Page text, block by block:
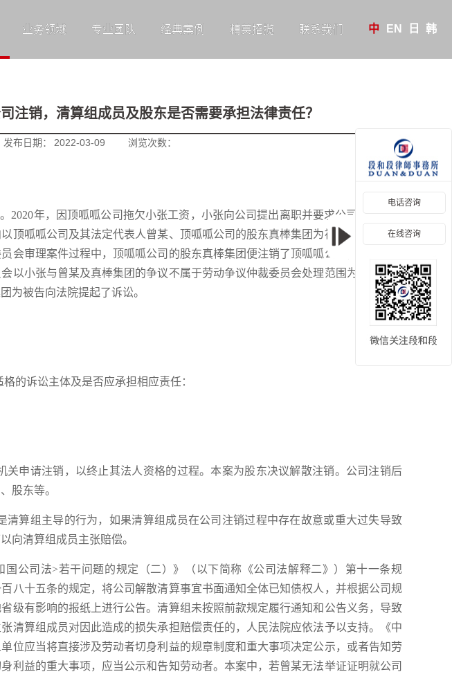
业务领域 专业团队 经典案例 精英招揽 联系我们 EN
中 日 韩
注销，清算组成员及股东是否需要承担法律责任？
发布日期： 2022-03-09 浏览次数：
2020年，因顶呱呱公司拖欠小张工资，小张向公司提出离职并要求公司足额支付
顶呱呱公司及其法定代表人曾某、顶呱呱公司的股东真棒集团为被申请人向劳动
会审理案件过程中，顶呱呱公司的股东真棒集团便注销了顶呱呱公司，其中，曾
以小张与曾某及真棒集团的争议不属于劳动争议仲裁委员会处理范围为由，作出
为被告向法院提起了诉讼。
的诉讼主体及是否应承担相应责任：
关申请注销，以终止其法人资格的过程。本案为股东决议解散注销。公司注销后
股东等。
清算组主导的行为，如果清算组成员在公司注销过程中存在故意或重大过失导致
向清算组成员主张赔偿。
国公司法>若干问题的规定（二）》（以下简称《公司法解释二》）第十一条规
八十五条的规定，将公司解散清算事宜书面通知全体已知债权人，并根据公司规
级有影响的报纸上进行公告。清算组未按照前款规定履行通知和公告义务，导致
清算组成员对因此造成的损失承担赔偿责任的，人民法院应依法予以支持。《中
位应当将直接涉及劳动者切身利益的规章制度和重大事项决定公示，或者告知劳
利益的重大事项，应当公示和告知劳动者。本案中，若曾某无法举证证明就公司
电话咨询
在线咨询